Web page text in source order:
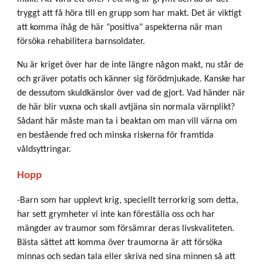
tryggt att få höra till en grupp som har makt. Det är viktigt
att komma ihåg de här "positiva" aspekterna när man
försöka rehabilitera barnsoldater.
Nu är kriget över har de inte längre någon makt, nu står de
och gräver potatis och känner sig förödmjukade. Kanske har
de dessutom skuldkänslor över vad de gjort. Vad händer när
de här blir vuxna och skall avtjäna sin normala värnplikt?
Sådant här måste man ta i beaktan om man vill värna om
en bestående fred och minska riskerna för framtida
våldsyttringar.
Hopp
-Barn som har upplevt krig, speciellt terrorkrig som detta,
har sett grymheter vi inte kan föreställa oss och har
mängder av traumor som försämrar deras livskvaliteten.
Bästa sättet att komma över traumorna är att försöka
minnas och sedan tala eller skriva ned sina minnen så att